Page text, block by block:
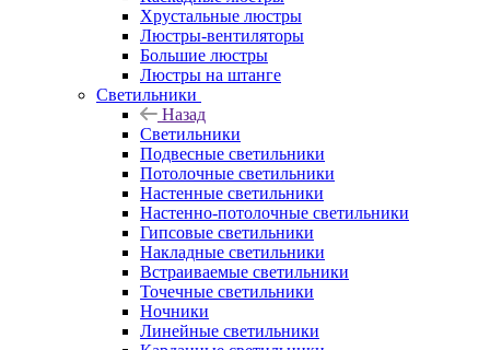
Хрустальные люстры
Люстры-вентиляторы
Большие люстры
Люстры на штанге
Светильники
Назад
Светильники
Подвесные светильники
Потолочные светильники
Настенные светильники
Настенно-потолочные светильники
Гипсовые светильники
Накладные светильники
Встраиваемые светильники
Точечные светильники
Ночники
Линейные светильники